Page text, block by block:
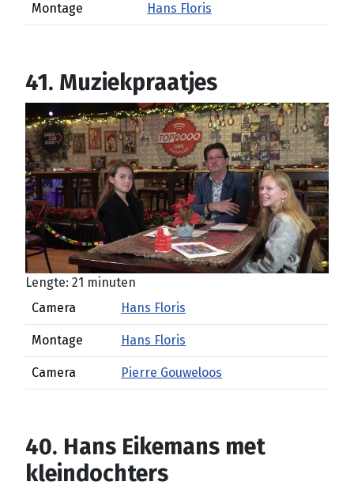
Montage Hans Floris
41. Muziekpraatjes
Lengte: 21 minuten
Camera
Hans Floris
Montage Hans Floris
Camera Pierre Gouweloos
40. Hans Eikemans met
kleindochters